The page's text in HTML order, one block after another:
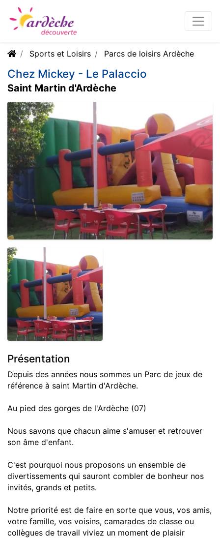
Sports et Loisirs Parcs de loisirs Ardèche
Chez Mickey - Le Palaccio
Saint Martin d'Ardèche
Présentation
Depuis des années nous sommes un Parc de jeux de
référence à saint Martin d'Ardèche.
Au pied des gorges de l'Ardèche (07)
Nous savons que chacun aime s'amuser et retrouver
son âme d'enfant.
C'est pourquoi nous proposons un ensemble de
divertissements qui sauront combler de bonheur nos
invités, grands et petits.
Notre priorité est de faire en sorte que vous, vos amis,
votre famille, vos voisins, camarades de classe ou
collègues de travail viviez un moment de plaisir